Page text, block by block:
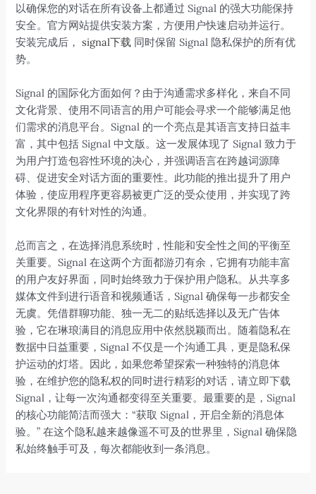
以确保您的对话在所有设备上都通过 Signal 的强大功能保持
安全。官方网站提供安装方案，方便用户快速启动并运行。
安装完成后，signal下载 同时保留 Signal 隐私保护的所有优
势。
Signal 的国际化方面如何？由于沟通需求多样化，来自不同
文化背景、使用不同语言的用户可能会寻求一个能够满足他
们需求的消息平台。Signal 的一个亮点是其语言支持日益丰
富，其中包括 Signal 中文版。这一发展体现了 Signal 致力于
为用户打造包容性环境的决心，并强调语言在跨越词源障
碍、促进安全对话方面的重要性。此功能的推出提升了用户
体验，使应用程序更容易被更广泛的受众使用，并实现了跨
文化界限的有针对性的沟通。
总而言之，在选择消息系统时，性能和安全性之间的平衡至
关重要。Signal 在这两个方面都游刃有余，它拥有功能丰富
的用户友好界面，同时始终致力于保护用户隐私。从共享多
媒体文件到进行语音和视频通话，Signal 确保每一步都安全
无虞。凭借群聊功能、独一无二的贴纸选择以及无广告体
验，它在琳琅满目的消息应用中依然脱颖而出。随着隐私在
数据中日益重要，Signal 不仅是一个沟通工具，更是隐私保
护运动的灯塔。因此，如果您希望探索一种独特的消息体
验，在维护您的隐私权的同时进行精彩的对话，请立即下载
Signal，让每一次沟通都变得至关重要。最重要的是，Signal
的核心功能简洁而强大：“获取 Signal，开启全新的消息体
验。” 在这个隐私越来越像遥不可及的世界里，Signal 确保隐
私始终触手可及，每次都能收到一条消息。